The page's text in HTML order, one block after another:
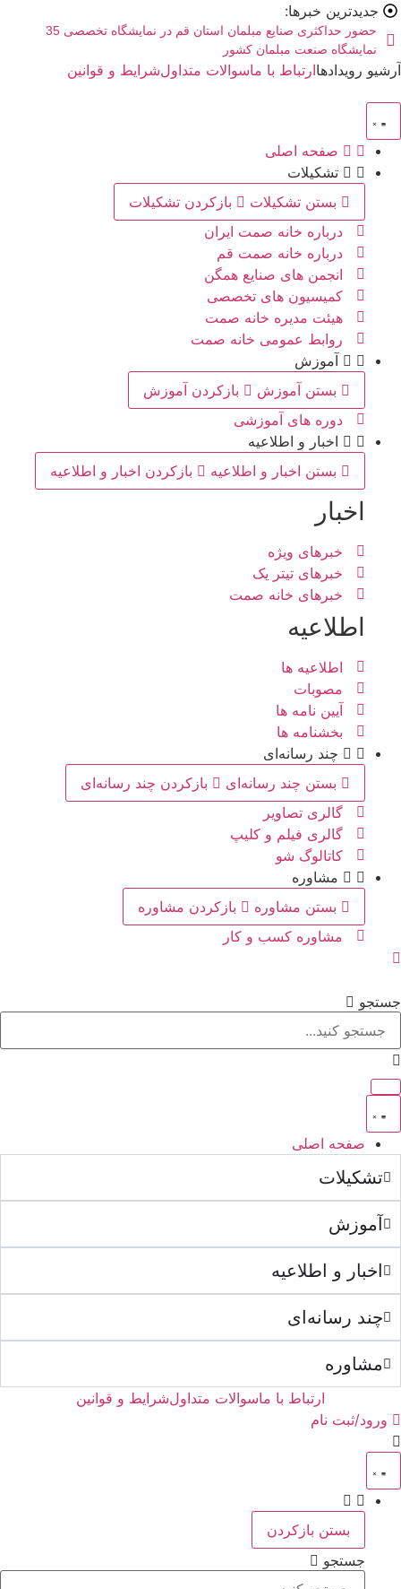
جدیدترین خبرها:
حضور حداکثری صنایع مبلمان استان قم در نمایشگاه تخصصی 35
نمایشگاه صنعت مبلمان کشور
آرشیو رویدادهاارتباط با ماسوالات متداولشرایط و قوانین
صفحه اصلی
تشکیلات
بستن تشکیلات
بازکردن تشکیلات
درباره خانه صمت ایران
درباره خانه صمت قم
انجمن های صنایع همگن
کمیسیون های تخصصی
هیئت مدیره خانه صمت
روابط عمومی خانه صمت
آموزش
بستن آموزش
بازکردن آموزش
دوره های آموزشی
اخبار و اطلاعیه
بستن اخبار و اطلاعیه
بازکردن اخبار و اطلاعیه
اخبار
خبرهای ویژه
خبرهای تیتر یک
خبرهای خانه صمت
اطلاعیه
اطلاعیه ها
مصوبات
آیین نامه ها
بخشنامه ها
چند رسانه‌ای
بستن چند رسانه‌ای
بازکردن چند رسانه‌ای
گالری تصاویر
گالری فیلم و کلیپ
کاتالوگ شو
مشاوره
بستن مشاوره
بازکردن مشاوره
مشاوره کسب و کار
جستجو
صفحه اصلی
تشکیلات
آموزش
اخبار و اطلاعیه
چند رسانه‌ای
مشاوره
ارتباط با ماسوالات متداولشرایط و قوانین
ورود/ثبت نام
بستن بازکردن
جستجو